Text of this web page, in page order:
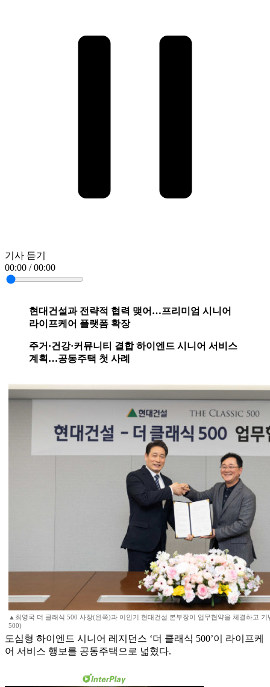
기사 듣기
00:00 / 00:00
현대건설과 전략적 협력 맺어…프리미엄 시니어
라이프케어 플랫폼 확장
주거·건강·커뮤니티 결합 하이엔드 시니어 서비스
계획…공동주택 첫 사례
▲최영국 더 클래식 500 사장(왼쪽)과 이인기 현대건설 본부장이 업무협약을 체결하고
500)
도심형 하이엔드 시니어 레지던스 ‘더 클래식 500’이 라이프케
어 서비스 행보를 공동주택으로 넓혔다.